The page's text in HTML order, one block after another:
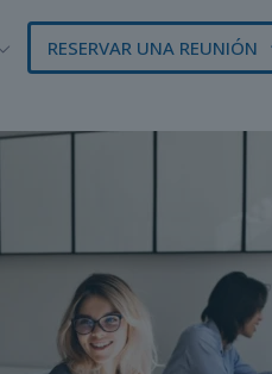
RESERVAR UNA REUNIÓN